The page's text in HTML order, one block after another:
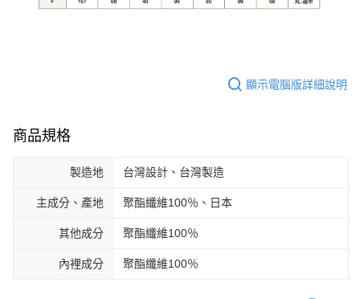
顯示電腦版詳細說明
商品規格
製造地 台灣設計、台灣製造
主成分、產地 聚酯纖維100％、日本
其他成分 聚酯纖維100％
內裡成分 聚酯纖維100％